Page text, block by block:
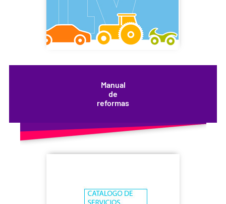
Manual
de
reformas